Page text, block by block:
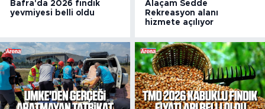
Bafra'da 2026 fındık
yevmiyesi belli oldu
Alaçam Sedde
Rekreasyon alanı
hizmete açılıyor